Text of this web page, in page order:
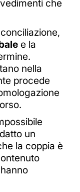
che
e la
nella
procede
un
la coppia è